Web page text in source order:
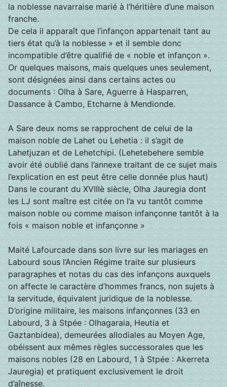
la noblesse navarraise marié à l’héritière d’une maison
franche.
De cela il apparaît que l’infançon appartenait tant au
tiers état qu’à la noblesse » et il semble donc
incompatible d’être qualifié de « noble et infançon ».
Or quelques maisons, mais quelques unes seulement,
sont désignées ainsi dans certains actes ou
documents : Olha à Sare, Aguerre à Hasparren,
Dassance à Cambo, Etcharne à Mendionde.
A Sare deux noms se rapprochent de celui de la
maison noble de Lahet ou Lehetia : il s’agit de
Lahetjuzan et de Lehetchipi. (Lehetebehere semble
avoir été oublié dans l’annexe traitant de ce sujet mais
l’explication en est peut être celle donnée plus haut)
Dans le courant du XVIIIè siècle, Olha Jauregia dont
les LJ sont maître est citée on l’a vu tantôt comme
maison noble ou comme maison infançonne tantôt à la
fois « maison noble et infançonne »
Maité Lafourcade dans son livre sur les mariages en
Labourd sous l’Ancien Régime traite sur plusieurs
paragraphes et notas du cas des infançons auxquels
on affecte le caractère d’hommes francs, non sujets à
la servitude, équivalent juridique de la noblesse.
D’origine militaire, les maisons infançonnes (33 en
Labourd, 3 à Stpée : Olhagaraia, Heutia et
Gaztanbidea), demeurées allodiales au Moyen Age,
obéissent aux mêmes règles successorales que les
maisons nobles (28 en Labourd, 1 à Stpée : Akerreta
Jauregia) et pratiquent exclusivement le droit
d’aînesse.